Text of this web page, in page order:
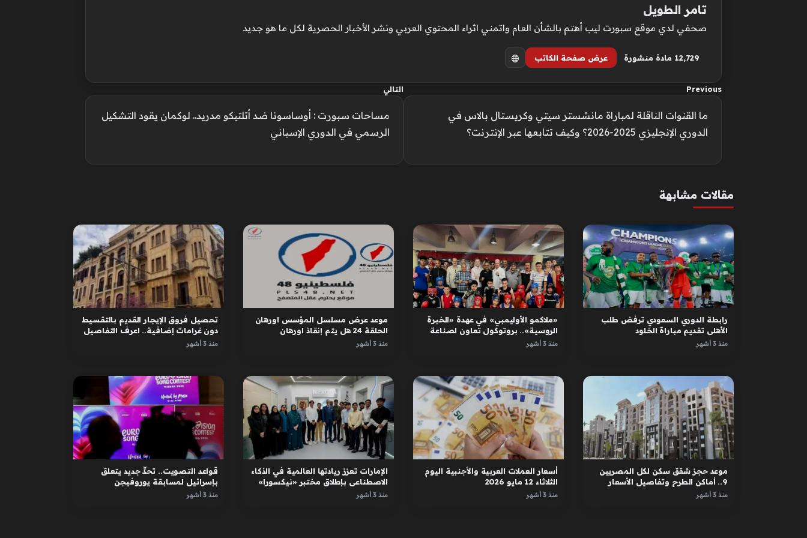
تامر الطويل
صحفي لدي موقع سبورت ليب أهتم بالشأن العام واتمني اثراء المحتوي العربي ونشر الأخبار الحصرية لكل ما هو جديد
12٬729 مادة منشورة عرض صفحة الكاتب
Previous
ما القنوات الناقلة لمباراة مانشستر سيتي وكريستال بالاس في
الدوري الإنجليزي 2025-2026؟ وكيف تتابعها عبر الإنترنت؟
التالي
مساحات سبورت : أوساسونا ضد أتلتيكو مدريد.. لوكمان يقود التشكيل
الرسمي في الدوري الإسباني
مقالات مشابهة
رابطة الدوري السعودي ترفض طلب
الأهلي تقديم مباراة الخلود
منذ 3 أشهر
«ملاكمو الأوليمبي» في عهدة «الخبرة
الروسية».. بروتوكول تعاون لصناعة
الأبطال
منذ 3 أشهر
موعد عرض مسلسل المؤسس اورهان
الحلقة 24 هل يتم إنقاذ اورهان
واسبورجا
منذ 3 أشهر
تحصيل فروق الإيجار القديم بالتقسيط
دون غرامات إضافية.. اعرف التفاصيل
منذ 3 أشهر
موعد حجز شقق سكن لكل المصريين
9.. أماكن الطرح وتفاصيل الأسعار
منذ 3 أشهر
أسعار العملات العربية والأجنبية اليوم
الثلاثاء 12 مايو 2026
منذ 3 أشهر
الإمارات تعزز ريادتها العالمية في الذكاء
الاصطناعي بإطلاق مختبر «نيكسورا»
في دبي
منذ 3 أشهر
قواعد التصويت.. تحدٍّ جديد يتعلق
بإسرائيل لمسابقة يوروفيجن
منذ 3 أشهر